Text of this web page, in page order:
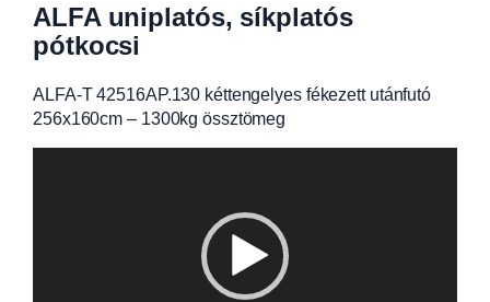
ALFA uniplatós, síkplatós
pótkocsi
ALFA-T 42516AP.130 kéttengelyes fékezett utánfutó
256x160cm – 1300kg össztömeg